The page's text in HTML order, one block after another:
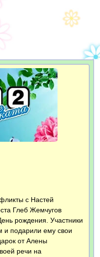
с Настей
Глеб Жемчугов
рождения. Участники
и подарили ему свои
от Алены
речи на